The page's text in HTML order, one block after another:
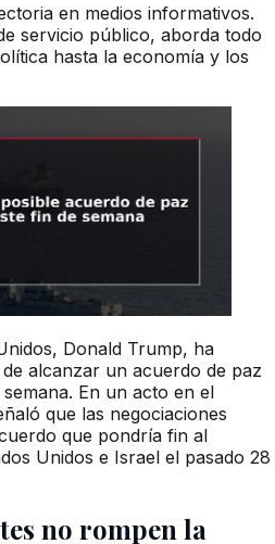
en medios informativos.
servicio público, aborda todo
hasta la economía y los
Donald Trump, ha
alcanzar un acuerdo de paz
En un acto en el
que las negociaciones
que pondría fin al
Unidos e Israel el pasado 28
no rompen la